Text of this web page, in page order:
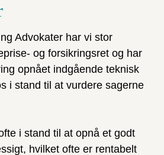
Advokater har vi stor
og forsikringsret og har
opnået indgående teknisk
i stand til at vurdere sagerne
i stand til at opnå et godt
hvilket ofte er rentabelt